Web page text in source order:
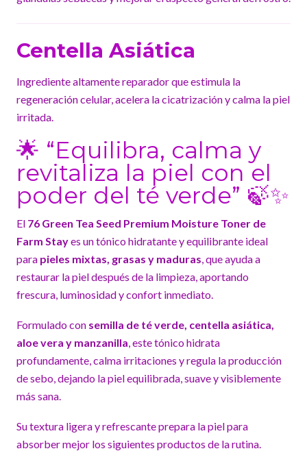
Centella Asiática
Ingrediente altamente reparador que estimula la
regeneración celular, acelera la cicatrización y calma la piel
irritada.
🌟 “Equilibra, calma y
revitaliza la piel con el
poder del té verde” 🍃✨
El 76 Green Tea Seed Premium Moisture Toner de
Farm Stayes un tónico hidratante y equilibrante ideal
para pieles mixtas, grasas y maduras, que ayuda a
restaurar la piel después de la limpieza, aportando
frescura, luminosidad y confort inmediato.
Formulado con semilla de té verde, centella asiática,
aloe vera y manzanilla, este tónico hidrata
profundamente, calma irritaciones y regula la producción
de sebo, dejando la piel equilibrada, suave y visiblemente
más sana.
Su textura ligera y refrescante prepara la piel para
absorber mejor los siguientes productos de la rutina.